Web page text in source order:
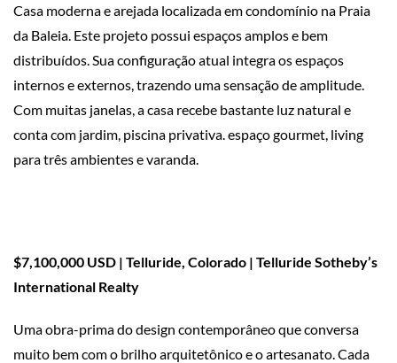
Casa moderna e arejada localizada em condomínio na Praia
da Baleia. Este projeto possui espaços amplos e bem
distribuídos. Sua configuração atual integra os espaços
internos e externos, trazendo uma sensação de amplitude.
Com muitas janelas, a casa recebe bastante luz natural e
conta com jardim, piscina privativa. espaço gourmet, living
para três ambientes e varanda.
$7,100,000 USD | Telluride, Colorado | Telluride Sotheby’s
International Realty
Uma obra-prima do design contemporâneo que conversa
muito bem com o brilho arquitetônico e o artesanato. Cada